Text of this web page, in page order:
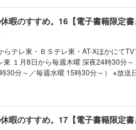
たり、迷宮を攻略したりと楽しむリゼ
まれた魔物の大侵攻に深い関わりのあ
、観光に迷宮攻略にと、いつも通りの
々の対話も！ 清廉に優雅に、リゼルパ
暇のすすめ。16【電子書籍限定書
らテレ東・ＢＳテレ東・AT-Xほかにて
分～／毎週水曜 15時30分～） ※放送日時
リゼルたちは湖上の国サルスで、美食を堪能したり観光を楽し
そんな折、リゼルは魔法学院の一日講
る時は迷宮で奮闘したり。 あの仲間と
暇のすすめ。17【電子書籍限定書